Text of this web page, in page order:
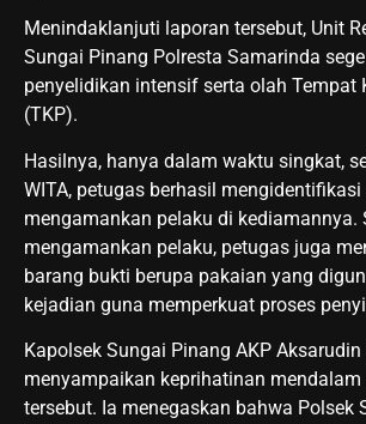
Menindaklanjuti laporan tersebut, Unit
Sungai Pinang Polresta Samarinda
penyelidikan intensif serta olah Tempat
(TKP).
Hasilnya, hanya dalam waktu singkat,
WITA, petugas berhasil mengidentifikasi
mengamankan pelaku di kediamannya.
mengamankan pelaku, petugas juga
barang bukti berupa pakaian yang
kejadian guna memperkuat proses
Kapolsek Sungai Pinang AKP Aksarudin
menyampaikan keprihatinan
tersebut. Ia menegaskan bahwa Polsek